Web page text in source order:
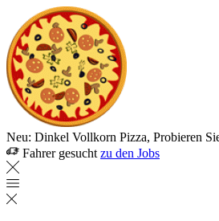
Neu: Dinkel Vollkorn Pizza, Probieren
Fahrer gesucht zu den Jobs